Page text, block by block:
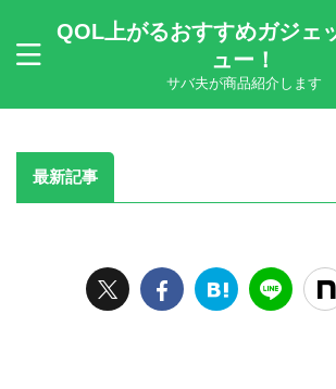
QOL上がるおすすめガジェ
ュー！
サバ夫が商品紹介します
最新記事